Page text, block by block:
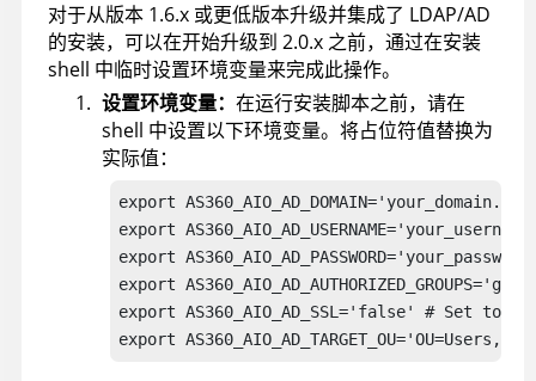
对于从版本 1.6.x 或更低版本升级并集成了 LDAP/AD
的安装，可以在开始升级到 2.0.x 之前，通过在安装
shell 中临时设置环境变量来完成此操作。
设置环境变量： 在运行安装脚本之前，请在
shell 中设置以下环境变量。将占位符值替换为
实际值：
export
export
export
export
export AS360_AIO_AD_SSL='false' # Set to
export